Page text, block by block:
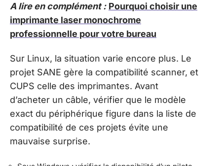
A lire en complément : Pourquoi choisir une
imprimante laser monochrome
professionnelle pour votre bureau
Sur Linux, la situation varie encore plus. Le
projet SANE gère la compatibilité scanner, et
CUPS celle des imprimantes. Avant
d’acheter un câble, vérifier que le modèle
exact du périphérique figure dans la liste de
compatibilité de ces projets évite une
mauvaise surprise.